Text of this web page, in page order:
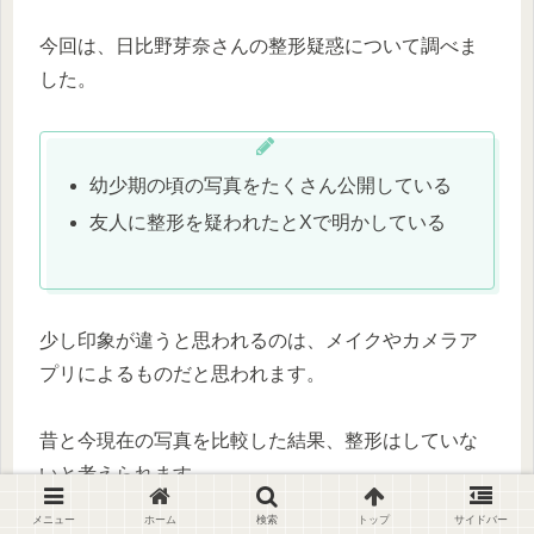
今回は、日比野芽奈さんの整形疑惑について調べま
した。
幼少期の頃の写真をたくさん公開している
友人に整形を疑われたとXで明かしている
少し印象が違うと思われるのは、メイクやカメラア
プリによるものだと思われます。
昔と今現在の写真を比較した結果、整形はしていな
いと考えられます。
メニュー ホーム 検索 トップ サイドバー